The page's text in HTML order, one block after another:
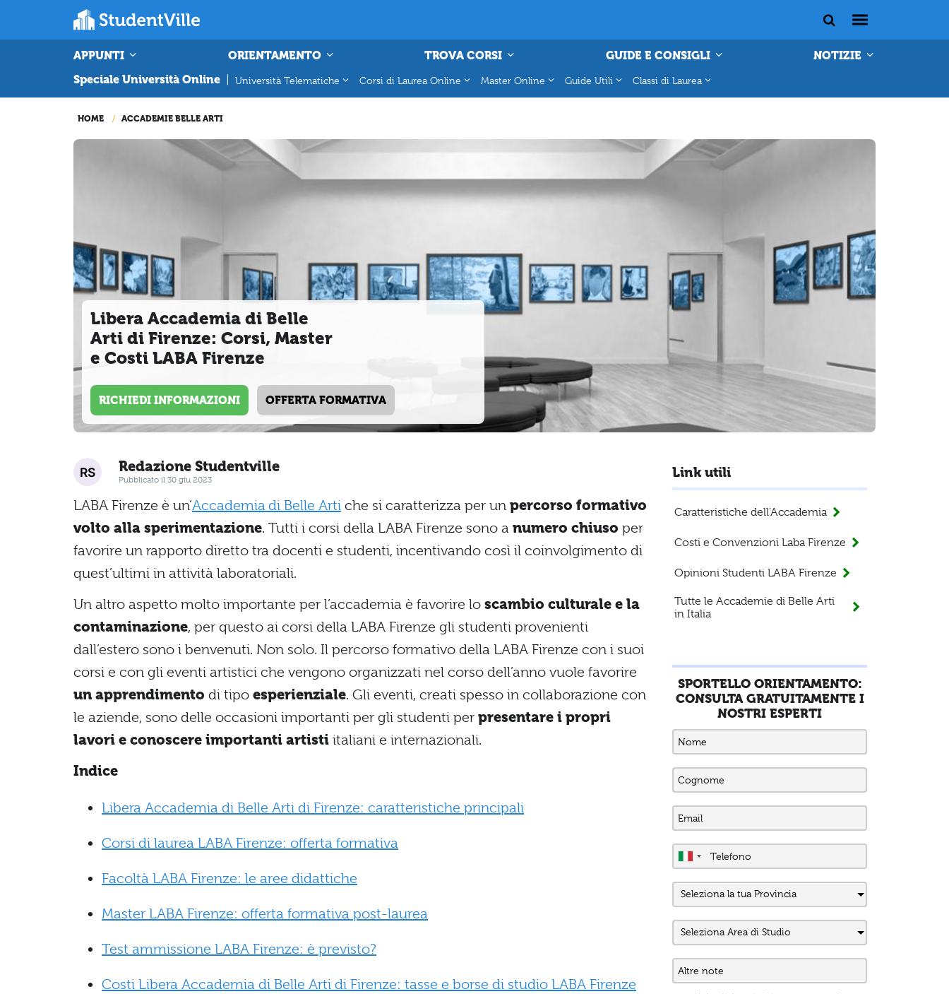
APPUNTI ORIENTAMENTO TROVA CORSI GUIDE E CONSIGLI
NOTIZIE
Speciale Università Online
Università Telematiche Corsi di Laurea Online Master Online Guide Utili Classi di Laurea
HOME ACCADEMIE BELLE ARTI
Libera Accademia di Belle
Arti di Firenze: Corsi, Master
e Costi LABA Firenze
RICHIEDI INFORMAZIONI OFFERTA FORMATIVA
Redazione Studentville
Pubblicato il 30 giu 2023
LABA Firenze è un’Accademia di Belle Artiche si caratterizza per un percorso formativo
volto alla sperimentazione. Tutti i corsi della LABA Firenze sono a numero chiuso per
favorire un rapporto diretto tra docenti e studenti, incentivando così il coinvolgimento di
quest’ultimi in attività laboratoriali.
Un altro aspetto molto importante per l’accademia è favorire lo scambio culturale e la
contaminazione, per questo ai corsi della LABA Firenze gli studenti provenienti
dall’estero sono i benvenuti. Non solo. Il percorso formativo della LABA Firenze con i suoi
corsi e con gli eventi artistici che vengono organizzati nel corso dell’anno vuole favorire
un apprendimento di tipo esperienziale. Gli eventi, creati spesso in collaborazione con
le aziende, sono delle occasioni importanti per gli studenti per presentare i propri
lavori e conoscere importanti artisti italiani e internazionali.
Indice
Libera Accademia di Belle Arti di Firenze: caratteristiche principali
Corsi di laurea LABA Firenze: offerta formativa
Facoltà LABA Firenze: le aree didattiche
Master LABA Firenze: offerta formativa post-laurea
Test ammissione LABA Firenze: è previsto?
Costi Libera Accademia di Belle Arti di Firenze: tasse e borse di studio LABA Firenze
Link utili
Caratteristiche dell'Accademia
Costi e Convenzioni Laba Firenze
Opinioni Studenti LABA Firenze
Tutte le Accademie di Belle Arti
in Italia
SPORTELLO ORIENTAMENTO:
CONSULTA GRATUITAMENTE I
NOSTRI ESPERTI